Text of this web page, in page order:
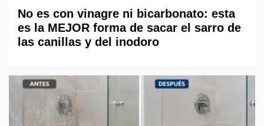
No es con vinagre ni bicarbonato: esta
es la MEJOR forma de sacar el sarro de
las canillas y del inodoro